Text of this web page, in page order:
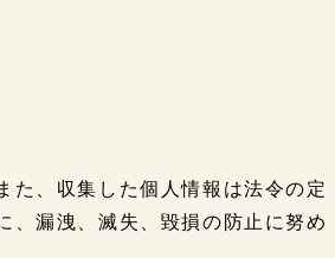
た、収集した個人情報は法令の定
、漏洩、滅失、毀損の防止に努め